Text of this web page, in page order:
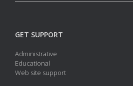
GET SUPPORT
Administrative
Educational
Web site support